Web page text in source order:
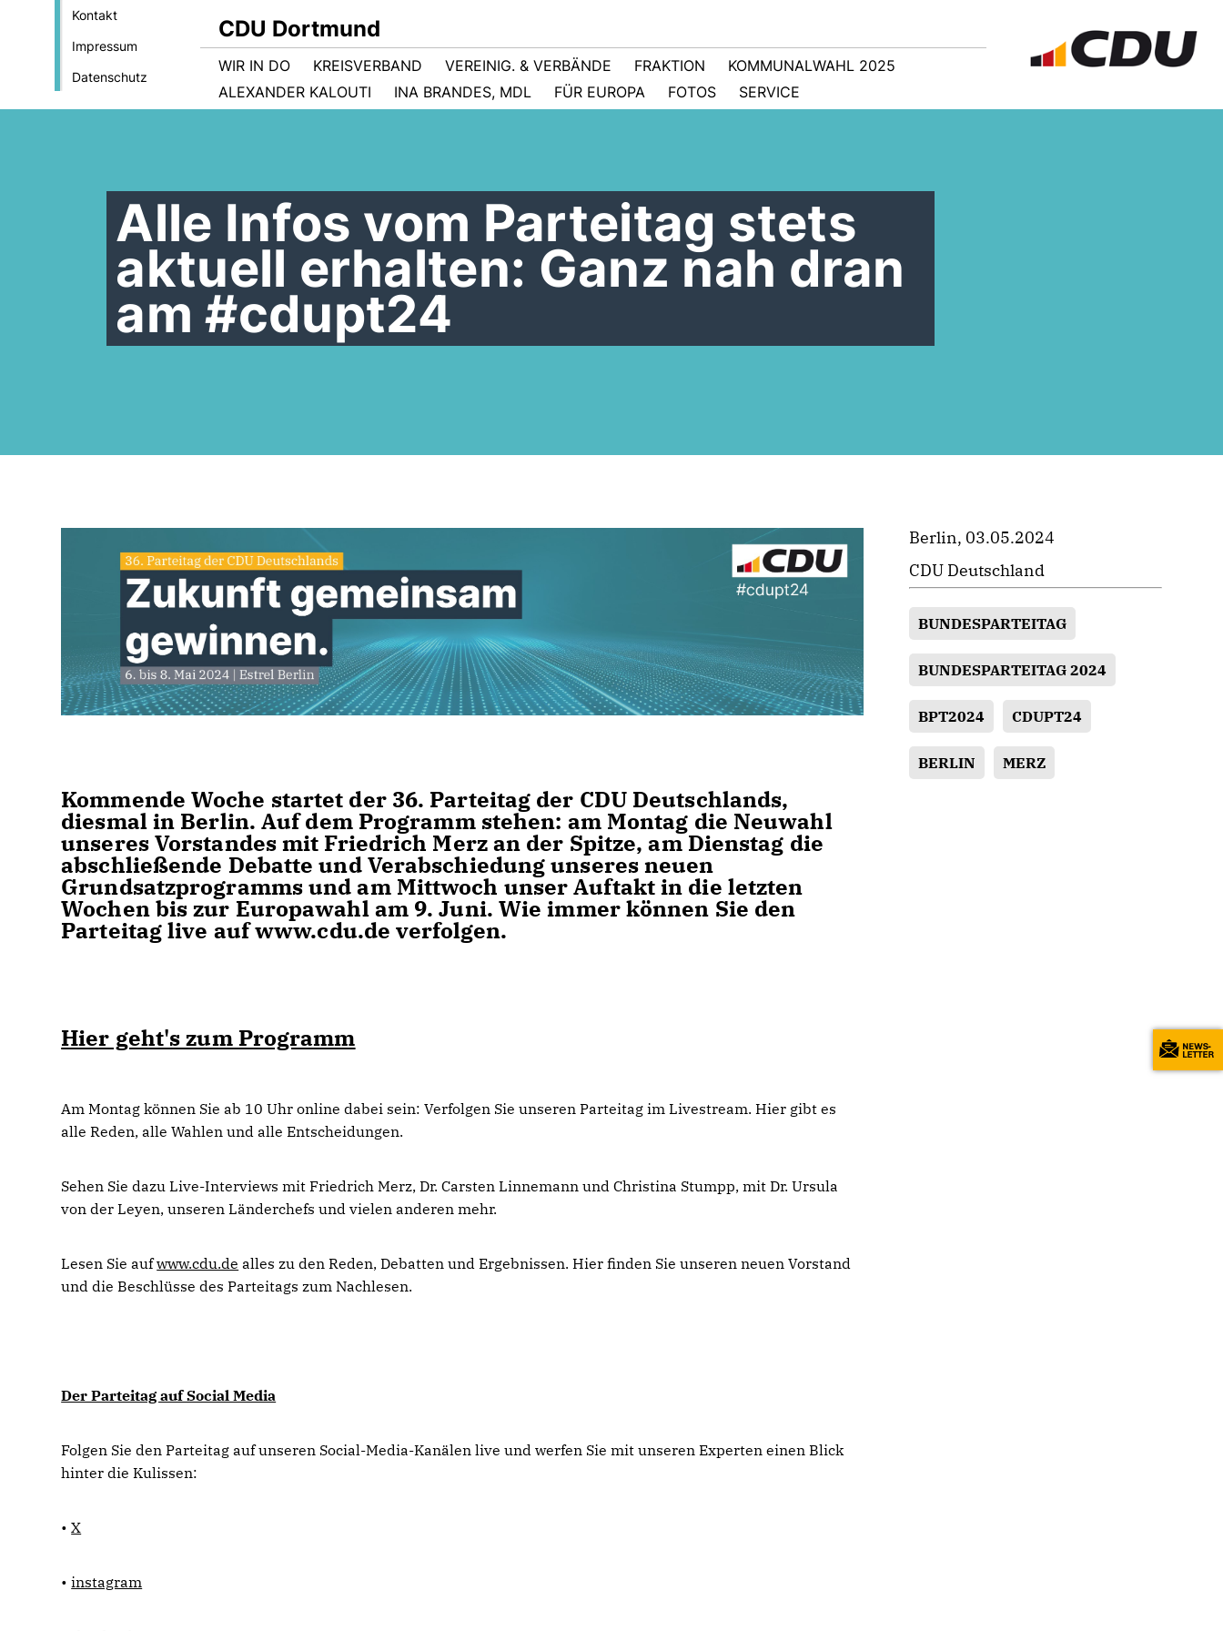
Kontakt
Impressum
Datenschutz
CDU Dortmund
WIR IN DO KREISVERBAND VEREINIG. & VERBÄNDE FRAKTION
KOMMUNALWAHL 2025
ALEXANDER KALOUTI
INA BRANDES, MDL FÜR EUROPA FOTOS SERVICE
Alle Infos vom Parteitag stets
aktuell erhalten: Ganz nah dran
am #cdupt24
Kommende Woche startet der 36. Parteitag der CDU Deutschlands,
diesmal in Berlin. Auf dem Programm stehen: am Montag die Neuwahl
unseres Vorstandes mit Friedrich Merz an der Spitze, am Dienstag die
abschließende Debatte und Verabschiedung unseres neuen
Grundsatzprogramms und am Mittwoch unser Auftakt in die letzten
Wochen bis zur Europawahl am 9. Juni. Wie immer können Sie den
Parteitag live auf www.cdu.de verfolgen.
Hier geht's zum Programm
Am Montag können Sie ab 10 Uhr online dabei sein: Verfolgen Sie unseren Parteitag im Livestream. Hier gibt es
alle Reden, alle Wahlen und alle Entscheidungen.
Sehen Sie dazu Live-Interviews mit Friedrich Merz, Dr. Carsten Linnemann und Christina Stumpp, mit Dr. Ursula
von der Leyen, unseren Länderchefs und vielen anderen mehr.
Lesen Sie aufwww.cdu.de alles zu den Reden, Debatten und Ergebnissen. Hier finden Sie unseren neuen Vorstand
und die Beschlüsse des Parteitags zum Nachlesen.
Der Parteitag auf Social Media
Folgen Sie den Parteitag auf unseren Social-Media-Kanälen live und werfen Sie mit unseren Experten einen Blick
hinter die Kulissen:
•X
•instagram
Berlin, 03.05.2024
CDU Deutschland
BUNDESPARTEITAG
BUNDESPARTEITAG 2024
BPT2024 CDUPT24
BERLIN MERZ